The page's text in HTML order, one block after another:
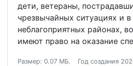
дети, ветераны,
чрезвычайных ситуациях и в
неблагоприятных районах,
имеют право на оказание
Размер: 0.07 МБ. Год создания